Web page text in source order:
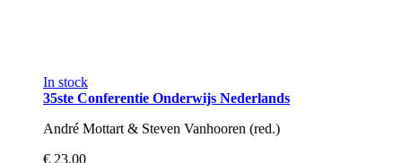
In stock
35ste Conferentie Onderwijs Nederlands
André Mottart & Steven Vanhooren (red.)
€ 23,00